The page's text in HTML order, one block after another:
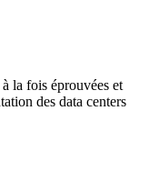
la fois éprouvées et
des data centers